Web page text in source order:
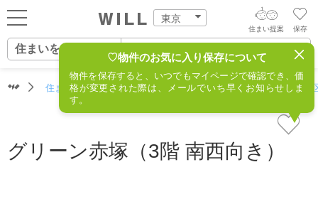
東京
ログイン
新規会員登録
保存
住まい提案
住まいをさがす
住まいをさがす
スタッフをさがす
AIウィルくんの提案
AI査定・チャット相談する
住まいをさがす（東京） 住所からさがす 不動産(板橋
♡物件のお気に入り保存について
物件を保存すると、いつでもマイページで確認でき、価
格が変更された際は、メールでいち早くお知らせしま
す。
グリーン赤塚（3階 南西向き）